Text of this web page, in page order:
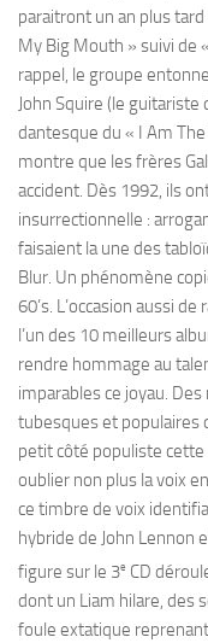
paraitront un an plus
My Big Mouth » suivi de
rappel, le groupe
John Squire (le guitariste
dantesque du « I Am
montre que les frères
accident. Dès 1992, ils
insurrectionnelle :
faisaient la une des
Blur. Un phénomène
60’s. L’occasion aussi
l’un des 10 meilleurs
rendre hommage au
imparables ce joyau.
tubesques et populaires
petit côté populiste cette
oublier non plus la voix
ce timbre de voix
hybride de John Lennon
figure sur le 3e CD
dont un Liam hilare, des
foule extatique